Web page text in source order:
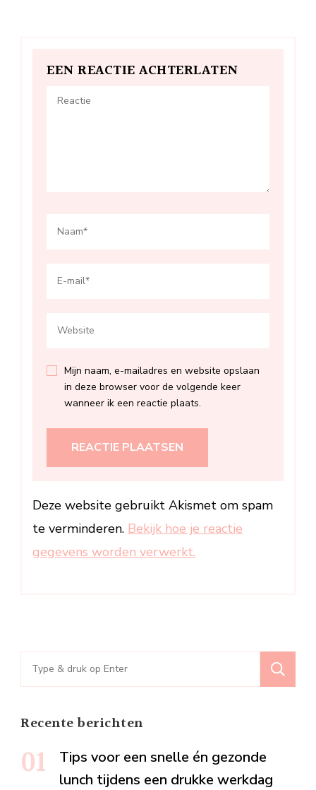
EEN REACTIE ACHTERLATEN
Mijn naam, e-mailadres en website opslaan
in deze browser voor de volgende keer
wanneer ik een reactie plaats.
Deze website gebruikt Akismet om spam
te verminderen. Bekijk hoe je reactie
gegevens worden verwerkt.
Zoeken
naar:
Recente berichten
Tips voor een snelle én gezonde
lunch tijdens een drukke werkdag